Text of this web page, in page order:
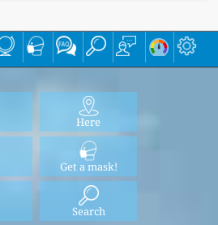
Here
Get a mask!
Search